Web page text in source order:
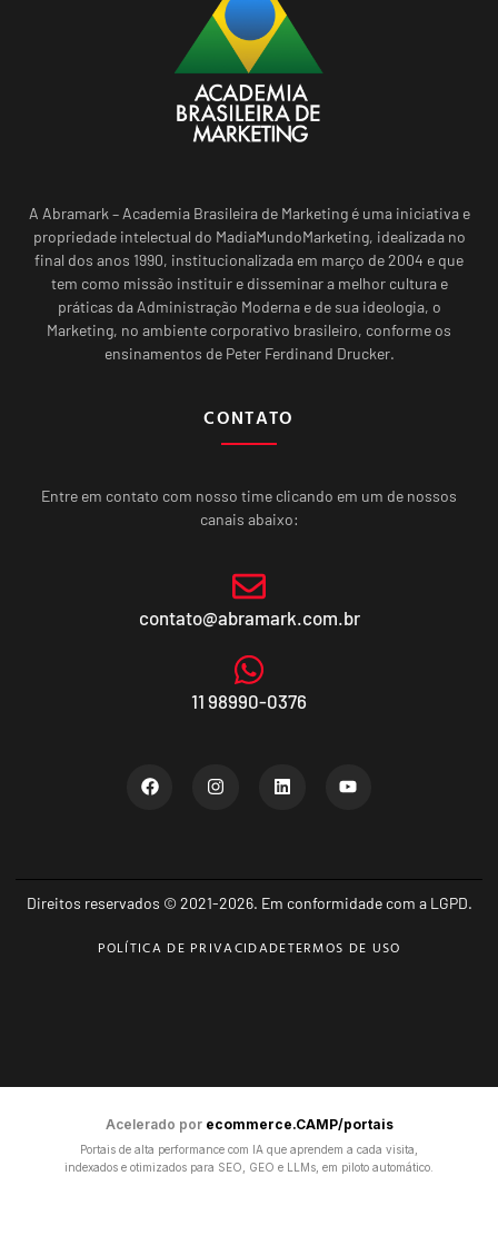
A Abramark – Academia Brasileira de Marketing é uma iniciativa e
propriedade intelectual do MadiaMundoMarketing, idealizada no
final dos anos 1990, institucionalizada em março de 2004 e que
tem como missão instituir e disseminar a melhor cultura e
práticas da Administração Moderna e de sua ideologia, o
Marketing, no ambiente corporativo brasileiro, conforme os
ensinamentos de Peter Ferdinand Drucker.
CONTATO
Entre em contato com nosso time clicando em um de nossos
canais abaixo:
contato@abramark.com.br
11 98990-0376
Direitos reservados © 2021-2026. Em conformidade com a LGPD.
POLÍTICA DE PRIVACIDADETERMOS DE USO
Acelerado por ecommerce.CAMP/portais
Portais de alta performance com IA que aprendem a cada visita,
indexados e otimizados para SEO, GEO e LLMs, em piloto automático.